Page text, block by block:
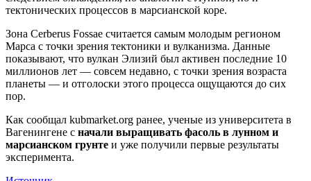
тектонических процессов в марсианской коре.
Зона Cerberus Fossae считается самым молодым регионом
Марса с точки зрения тектоники и вулканизма. Данные
показывают, что вулкан Элизий был активен последние 10
миллионов лет — совсем недавно, с точки зрения возраста
планеты — и отголоски этого процесса ощущаются до сих
пор.
Как сообщал kubmarket.org ранее, ученые из университета в
Вагенингене с начали выращивать фасоль в лунном и
марсианском грунте и уже получили первые результаты
эксперимента.